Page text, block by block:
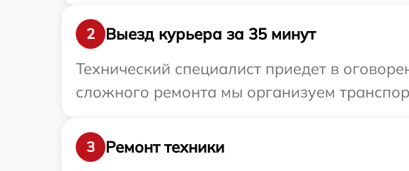
2
Выезд курьера за 35 минут
Технический специалист приедет в
сложного ремонта мы организуем
3
Ремонт техники